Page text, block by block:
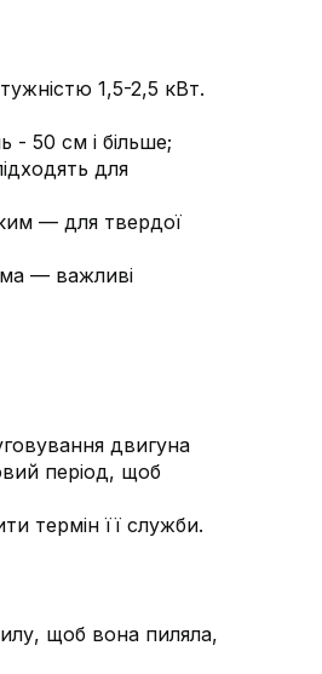
1,5-2,5 кВт.
- 50 см і більше;
для
— для твердої
— важливі
двигуна
період, щоб
термін її служби.
щоб вона пиляла,